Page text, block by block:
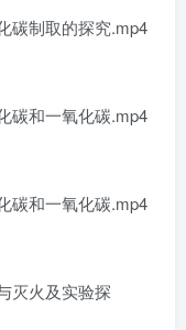
制取的探究.mp4
和一氧化碳.mp4
和一氧化碳.mp4
火及实验探